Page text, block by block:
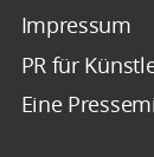
Impressum
PR für
Eine